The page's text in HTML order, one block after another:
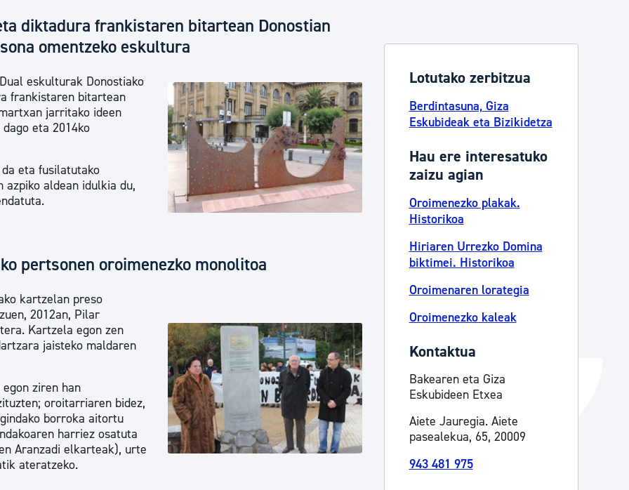
Udal administrazioa
Iragarki ofizialen taula
Egutegi fiskala
Izapideen katalogoa
Tramitaziorako laguntza
diktadura frankistaren bitartean Donostian
omentzeko eskultura
eskulturak Donostiako
frankistaren bitartean
jarritako ideen
eta 2014ko
eta fusilatutako
aldean idulkia du,
pertsonen oroimenezko monolitoa
kartzelan preso
2012an, Pilar
Kartzela egon zen
jaisteko maldaren
ziren han
oroitarriaren bidez,
borroka aitortu
harriez osatuta
Aranzadi elkarteak), urte
ateratzeko.
Lotutako zerbitzua
Berdintasuna, Giza
Eskubideak eta Bizikidetza
Hau ere interesatuko
zaizu agian
Oroimenezko plakak.
Historikoa
Hiriaren Urrezko Domina
biktimei. Historikoa
Oroimenaren lorategia
Oroimenezko kaleak
Kontaktua
Bakearen eta Giza
Eskubideen Etxea
Aiete Jauregia. Aiete
pasealekua, 65, 20009
943 481 975